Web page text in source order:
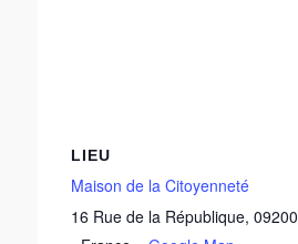
LIEU
Maison de la Citoyenneté
16 Rue de la République, 09200